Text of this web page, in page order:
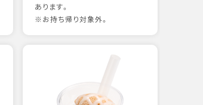
あります。
※お持ち帰り対象外。